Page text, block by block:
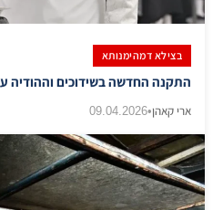
בצילא דמהימנותא
התקנה החדשה בשידוכים וההודיה
ארי קאהן•
09.04.2026